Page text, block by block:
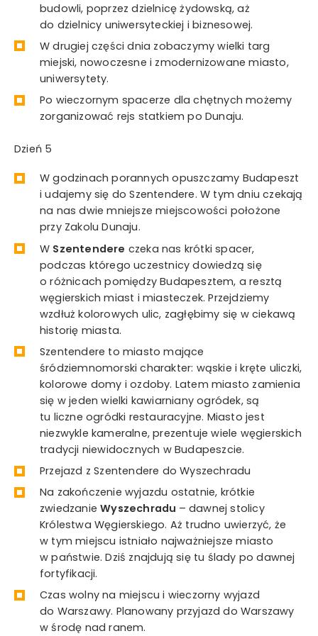
budowli, poprzez dzielnicę żydowską, aż
do dzielnicy uniwersyteckiej i biznesowej.
W drugiej części dnia zobaczymy wielki targ
miejski, nowoczesne i zmodernizowane miasto,
uniwersytety.
Po wieczornym spacerze dla chętnych możemy
zorganizować rejs statkiem po Dunaju.
Dzień 5
W godzinach porannych opuszczamy Budapeszt
i udajemy się do Szentendere. W tym dniu czekają
na nas dwie mniejsze miejscowości położone
przy Zakolu Dunaju.
W Szentendere czeka nas krótki spacer,
podczas którego uczestnicy dowiedzą się
o różnicach pomiędzy Budapesztem, a resztą
węgierskich miast i miasteczek. Przejdziemy
wzdłuż kolorowych ulic, zagłębimy się w ciekawą
historię miasta.
Szentendere to miasto mające
śródziemnomorski charakter: wąskie i kręte uliczki,
kolorowe domy i ozdoby. Latem miasto zamienia
się w jeden wielki kawiarniany ogródek, są
tu liczne ogródki restauracyjne. Miasto jest
niezwykle kameralne, prezentuje wiele węgierskich
tradycji niewidocznych w Budapeszcie.
Przejazd z Szentendere do Wyszechradu
Na zakończenie wyjazdu ostatnie, krótkie
zwiedzanieWyszechradu – dawnej stolicy
Królestwa Węgierskiego. Aż trudno uwierzyć, że
w tym miejscu istniało najważniejsze miasto
w państwie. Dziś znajdują się tu ślady po dawnej
fortyfikacji.
Czas wolny na miejscu i wieczorny wyjazd
do Warszawy. Planowany przyjazd do Warszawy
w środę nad ranem.